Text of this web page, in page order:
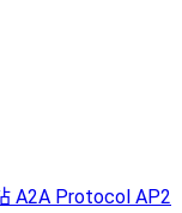
A2A Protocol AP2